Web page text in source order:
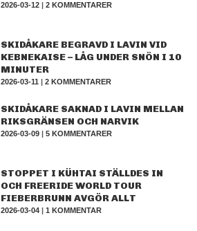
2026-03-12 |2 KOMMENTARER
SKIDÅKARE BEGRAVD I LAVIN VID
KEBNEKAISE – LÅG UNDER SNÖN I 10
MINUTER
2026-03-11 |2 KOMMENTARER
SKIDÅKARE SAKNAD I LAVIN MELLAN
RIKSGRÄNSEN OCH NARVIK
2026-03-09 |5 KOMMENTARER
STOPPET I KÜHTAI STÄLLDES IN
OCH FREERIDE WORLD TOUR
FIEBERBRUNN AVGÖR ALLT
2026-03-04 |1 KOMMENTAR